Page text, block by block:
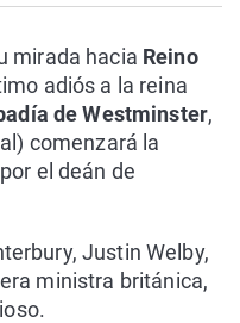
mirada hacia Reino
adiós a la reina
de Westminster,
comenzará la
el deán de
Justin Welby,
ministra británica,